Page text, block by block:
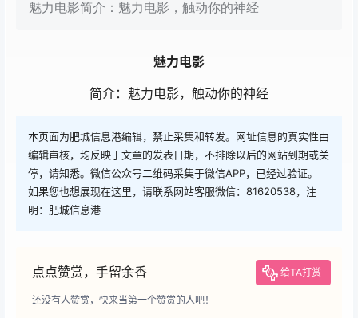
魅力电影简介：魅力电影，触动你的神经
魅力电影
简介：魅力电影，触动你的神经
本页面为肥城信息港编辑，禁止采集和转发。网址信息的真实性由
编辑审核，均反映于文章的发表日期，不排除以后的网站到期或关
停，请知悉。微信公众号二维码采集于微信APP，已经过验证。
如果您也想展现在这里，请联系网站客服微信：81620538，注
明：肥城信息港
点点赞赏，手留余香 给TA打赏
还没有人赞赏，快来当第一个赞赏的人吧！